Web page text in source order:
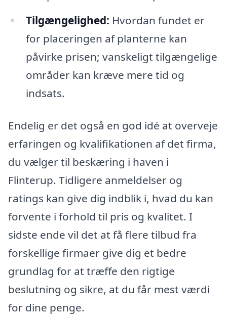
Tilgængelighed: Hvordan fundet er
for placeringen af planterne kan
påvirke prisen; vanskeligt tilgængelige
områder kan kræve mere tid og
indsats.
Endelig er det også en god idé at overveje
erfaringen og kvalifikationen af det firma,
du vælger til beskæring i haven i
Flinterup. Tidligere anmeldelser og
ratings kan give dig indblik i, hvad du kan
forvente i forhold til pris og kvalitet. I
sidste ende vil det at få flere tilbud fra
forskellige firmaer give dig et bedre
grundlag for at træffe den rigtige
beslutning og sikre, at du får mest værdi
for dine penge.